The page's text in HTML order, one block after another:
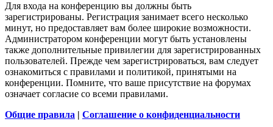
Для входа на конференцию вы должны быть
зарегистрированы. Регистрация занимает всего несколько
минут, но предоставляет вам более широкие возможности.
Администратором конференции могут быть установлены
также дополнительные привилегии для зарегистрированных
пользователей. Прежде чем зарегистрироваться, вам следует
ознакомиться с правилами и политикой, принятыми на
конференции. Помните, что ваше присутствие на форумах
означает согласие со всеми правилами.
Общие правила | Соглашение о конфиденциальности